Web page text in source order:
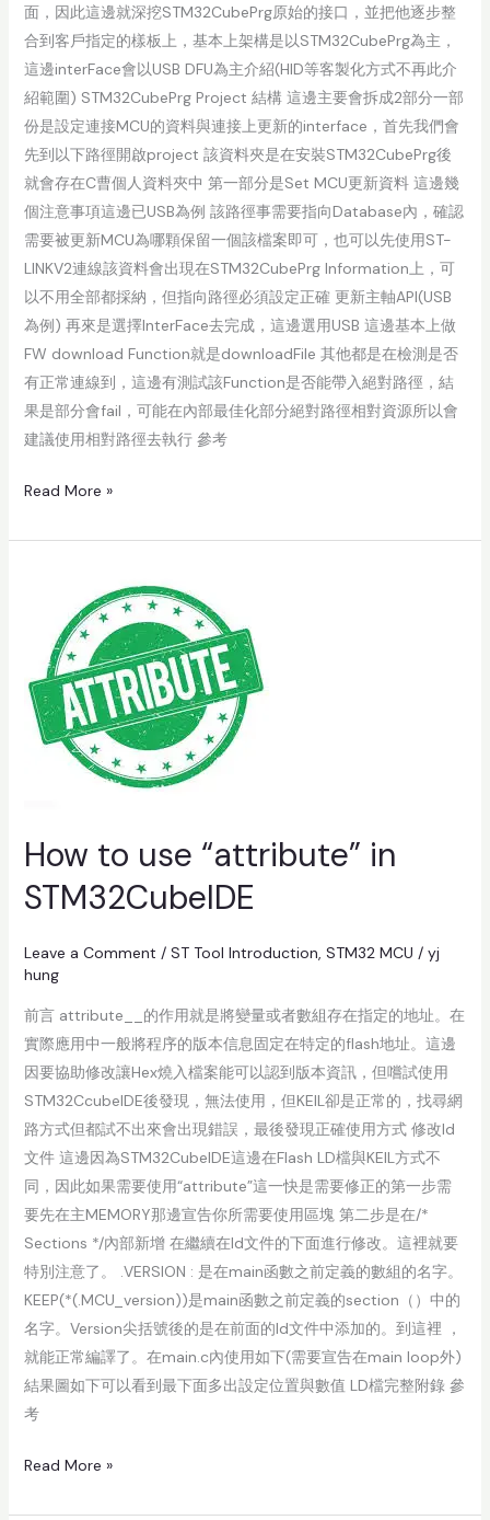
面，因此這邊就深挖STM32CubePrg原始的接口，並把他逐步整
合到客戶指定的樣板上，基本上架構是以STM32CubePrg為主，
這邊interFace會以USB DFU為主介紹(HID等客製化方式不再此介
紹範圍) STM32CubePrg Project 結構 這邊主要會拆成2部分一部
份是設定連接MCU的資料與連接上更新的interface，首先我們會
先到以下路徑開啟project 該資料夾是在安裝STM32CubePrg後
就會存在C曹個人資料夾中 第一部分是Set MCU更新資料 這邊幾
個注意事項這邊已USB為例 該路徑事需要指向Database內，確認
需要被更新MCU為哪顆保留一個該檔案即可，也可以先使用ST-
LINKV2連線該資料會出現在STM32CubePrg Information上，可
以不用全部都採納，但指向路徑必須設定正確 更新主軸API(USB
為例) 再來是選擇InterFace去完成，這邊選用USB 這邊基本上做
FW download Function就是downloadFile 其他都是在檢測是否
有正常連線到，這邊有測試該Function是否能帶入絕對路徑，結
果是部分會fail，可能在內部最佳化部分絕對路徑相對資源所以會
建議使用相對路徑去執行 參考
Read More »
How to use “attribute” in
STM32CubeIDE
Leave a Comment / ST Tool Introduction, STM32 MCU / yj
hung
前言 attribute__的作用就是將變量或者數組存在指定的地址。在
實際應用中一般將程序的版本信息固定在特定的flash地址。這邊
因要協助修改讓Hex燒入檔案能可以認到版本資訊，但嚐試使用
STM32CcubeIDE後發現，無法使用，但KEIL卻是正常的，找尋網
路方式但都試不出來會出現錯誤，最後發現正確使用方式 修改ld
文件 這邊因為STM32CubeIDE這邊在Flash LD檔與KEIL方式不
同，因此如果需要使用“attribute”這一快是需要修正的第一步需
要先在主MEMORY那邊宣告你所需要使用區塊 第二步是在/*
Sections */內部新增 在繼續在ld文件的下面進行修改。這裡就要
特別注意了。 .VERSION : 是在main函數之前定義的數組的名字。
KEEP(*(.MCU_version))是main函數之前定義的section（）中的
名字。Version尖括號後的是在前面的ld文件中添加的。到這裡 ，
就能正常編譯了。在main.c內使用如下(需要宣告在main loop外)
結果圖如下可以看到最下面多出設定位置與數值 LD檔完整附錄 參
考
“attribute”
in
STM32CubeIDE
Read More »